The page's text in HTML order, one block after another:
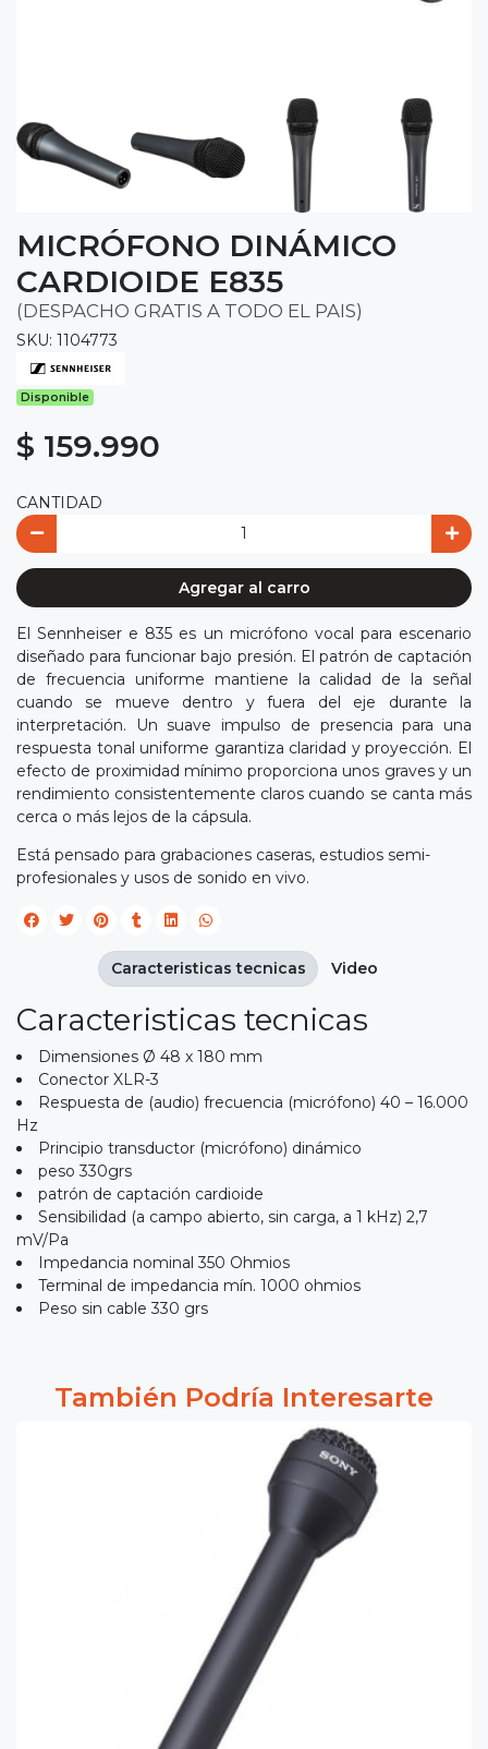
MICRÓFONO DINÁMICO
CARDIOIDE E835
(DESPACHO GRATIS A TODO EL PAIS)
SKU: 1104773
Disponible
$ 159.990
CANTIDAD
Agregar al carro
El Sennheiser e 835 es un micrófono vocal para escenario
diseñado para funcionar bajo presión. El patrón de captación
de frecuencia uniforme mantiene la calidad de la señal
cuando se mueve dentro y fuera del eje durante la
interpretación. Un suave impulso de presencia para una
respuesta tonal uniforme garantiza claridad y proyección. El
efecto de proximidad mínimo proporciona unos graves y un
rendimiento consistentemente claros cuando se canta más
cerca o más lejos de la cápsula.
Está pensado para grabaciones caseras, estudios semi-
profesionales y usos de sonido en vivo.
Caracteristicas tecnicas
Dimensiones Ø 48 x 180 mm
Conector XLR-3
Respuesta de (audio) frecuencia (micrófono) 40 – 16.000
Hz
Principio transductor (micrófono) dinámico
peso 330grs
patrón de captación cardioide
Sensibilidad (a campo abierto, sin carga, a 1 kHz) 2,7
mV/Pa
Impedancia nominal 350 Ohmios
Terminal de impedancia mín. 1000 ohmios
Peso sin cable 330 grs
Caracteristicas tecnicas Video
También Podría Interesarte